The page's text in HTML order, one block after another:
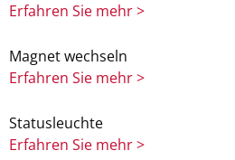
Erfahren Sie mehr >
Magnet wechseln
Erfahren Sie mehr >
Statusleuchte
Erfahren Sie mehr >